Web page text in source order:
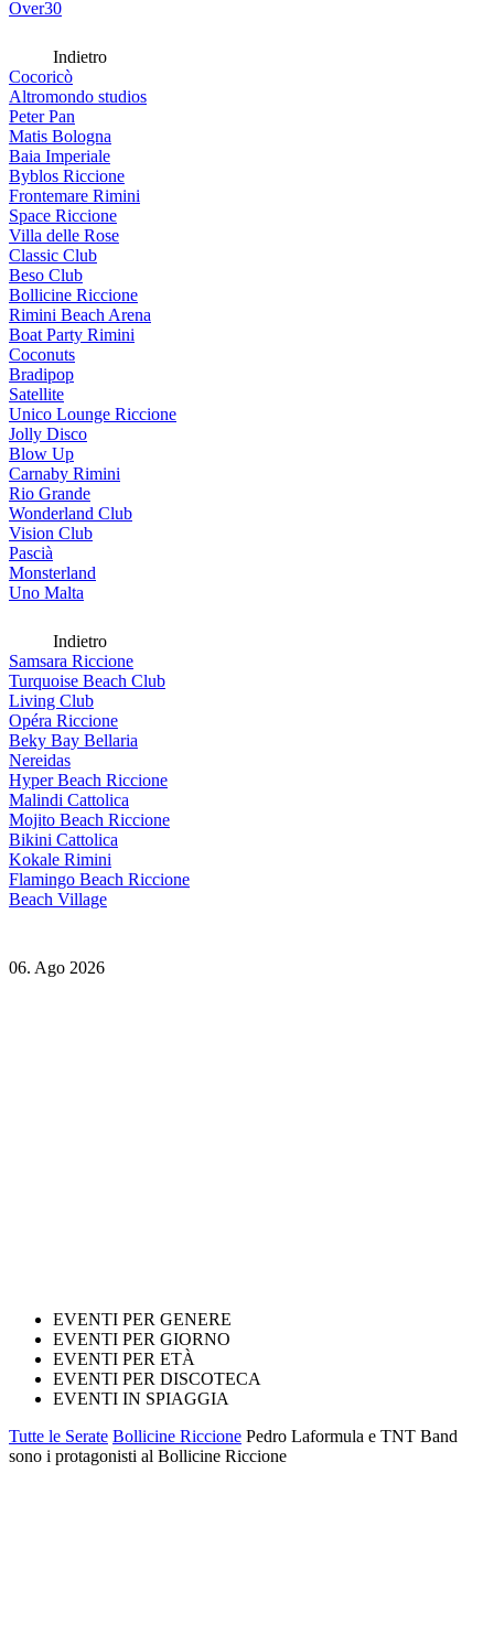
Over30
Indietro
Cocoricò
Altromondo studios
Peter Pan
Matis Bologna
Baia Imperiale
Byblos Riccione
Frontemare Rimini
Space Riccione
Villa delle Rose
Classic Club
Beso Club
Bollicine Riccione
Rimini Beach Arena
Boat Party Rimini
Coconuts
Bradipop
Satellite
Unico Lounge Riccione
Jolly Disco
Blow Up
Carnaby Rimini
Rio Grande
Wonderland Club
Vision Club
Pascià
Monsterland
Uno Malta
Indietro
Samsara Riccione
Turquoise Beach Club
Living Club
Opéra Riccione
Beky Bay Bellaria
Nereidas
Hyper Beach Riccione
Malindi Cattolica
Mojito Beach Riccione
Bikini Cattolica
Kokale Rimini
Flamingo Beach Riccione
Beach Village
06. Ago 2026
EVENTI PER GENERE
EVENTI PER GIORNO
EVENTI PER ETÀ
EVENTI PER DISCOTECA
EVENTI IN SPIAGGIA
Tutte le Serate Bollicine Riccione Pedro Laformula e TNT Band
sono i protagonisti al Bollicine Riccione